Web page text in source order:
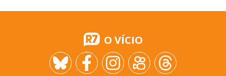
O VÍCIO